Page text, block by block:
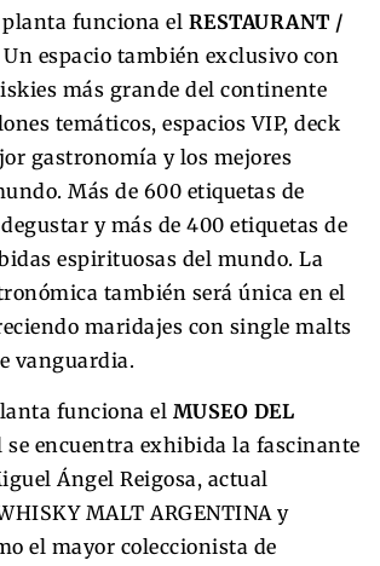
funciona el RESTAURANT /
Un espacio también exclusivo con
más grande del continente
temáticos, espacios VIP, deck
gastronomía y los mejores
Más de 600 etiquetas de
y más de 400 etiquetas de
espirituosas del mundo. La
también será única en el
maridajes con single malts
vanguardia.
funciona el MUSEO DEL
se encuentra exhibida la fascinante
Ángel Reigosa, actual
MALT ARGENTINA y
el mayor coleccionista de